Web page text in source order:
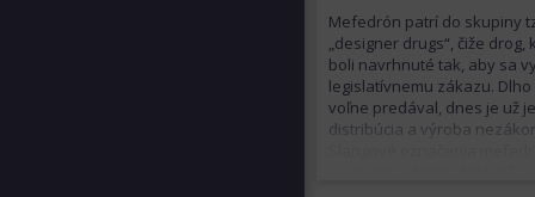
Mefedrón patrí do skupiny
„designer drugs“, čiže drog,
boli navrhnuté tak, aby sa
legislatívnemu zákazu.
voľne predával, dnes je už
distribúcia a výroba